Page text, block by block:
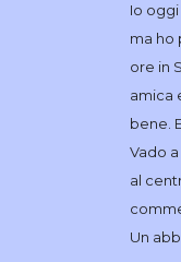
Io
ma ho
ore in
amica
bene.
Vado
al
Un